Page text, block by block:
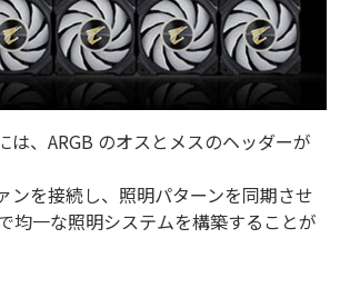
は、ARGB のオスとメスのヘッダーが
ンを接続し、照明パターンを同期させ
均一な照明システムを構築することが